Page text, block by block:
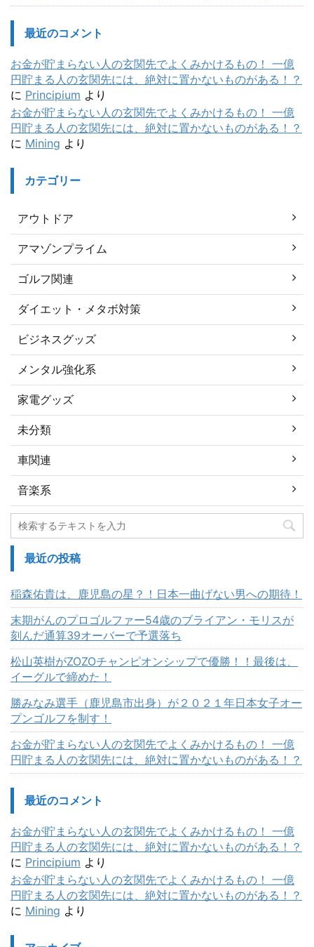
最近のコメント
お金が貯まらない人の玄関先でよくみかけるもの！ 一億
円貯まる人の玄関先には、絶対に置かないものがある！？
に Principium より
お金が貯まらない人の玄関先でよくみかけるもの！ 一億
円貯まる人の玄関先には、絶対に置かないものがある！？
に Mining より
カテゴリー
アウトドア
アマゾンプライム
ゴルフ関連
ダイエット・メタボ対策
ビジネスグッズ
メンタル強化系
家電グッズ
未分類
車関連
音楽系
最近の投稿
稲森佑貴は、鹿児島の星？！日本一曲げない男への期待！
末期がんのプロゴルファー54歳のブライアン・モリスが
刻んだ通算39オーバーで予選落ち
松山英樹がZOZOチャンピオンシップで優勝！！最後は、
イーグルで締めた！
勝みなみ選手（鹿児島市出身）が２０２１年日本女子オー
プンゴルフを制す！
お金が貯まらない人の玄関先でよくみかけるもの！ 一億
円貯まる人の玄関先には、絶対に置かないものがある！？
最近のコメント
お金が貯まらない人の玄関先でよくみかけるもの！ 一億
円貯まる人の玄関先には、絶対に置かないものがある！？
に Principium より
お金が貯まらない人の玄関先でよくみかけるもの！ 一億
円貯まる人の玄関先には、絶対に置かないものがある！？
に Mining より